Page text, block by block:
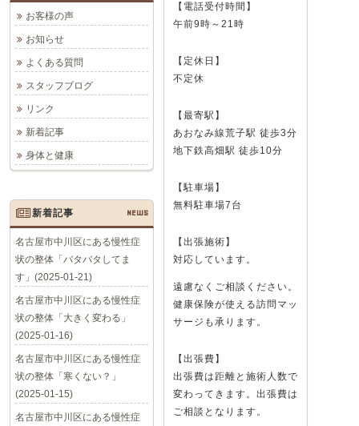
【電話受付時間】
午前9時～21時
【定休日】
不定休
【最寄駅】
あおなみ線荒子駅 徒歩3分
地下鉄高畑駅 徒歩10分
【駐車場】
無料駐車場7台
【出張施術】
対応しています。
遠慮なくご相談ください。
健康保険が使える訪問マッ
サージも承ります。
【出張費】
出張費は距離と施術人数で
変わってきます。出張費は
ご相談となります。
お客様の声
お知らせ
よくある質問
スタッフブログ
リンク
新着記事
身体と健康
新着記事 NEWS
名古屋市中川区にある慢性症
状の整体「バタバタしてま
す」(2025-01-21)
名古屋市中川区にある慢性症
状の整体「大きく変わる」
(2025-01-16)
名古屋市中川区にある慢性症
状の整体「寒くない？」
(2025-01-15)
名古屋市中川区にある慢性症